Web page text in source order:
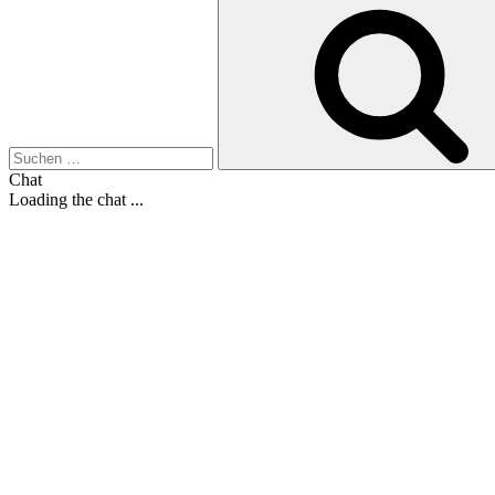
Chat
Loading the chat ...